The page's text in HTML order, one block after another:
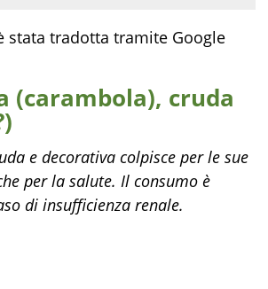
stata tradotta tramite Google
(carambola), cruda
e decorativa colpisce per le sue
per la salute. Il consumo è
di insufficienza renale.